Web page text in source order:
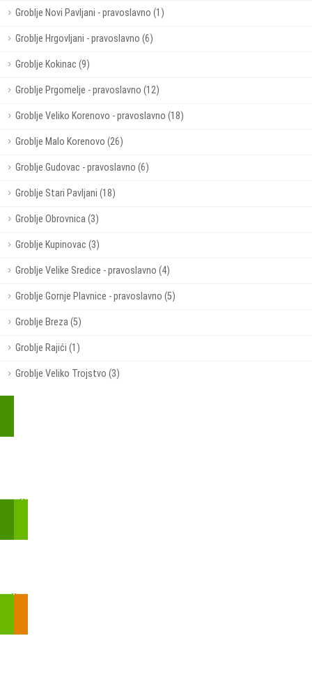
Groblje Novi Pavljani - pravoslavno (1)
Groblje Hrgovljani - pravoslavno (6)
Groblje Kokinac (9)
Groblje Prgomelje - pravoslavno (12)
Groblje Veliko Korenovo - pravoslavno (18)
Groblje Malo Korenovo (26)
Groblje Gudovac - pravoslavno (6)
Groblje Stari Pavljani (18)
Groblje Obrovnica (3)
Groblje Kupinovac (3)
Groblje Velike Sredice - pravoslavno (4)
Groblje Gornje Plavnice - pravoslavno (5)
Groblje Breza (5)
Groblje Rajići (1)
Groblje Veliko Trojstvo (3)